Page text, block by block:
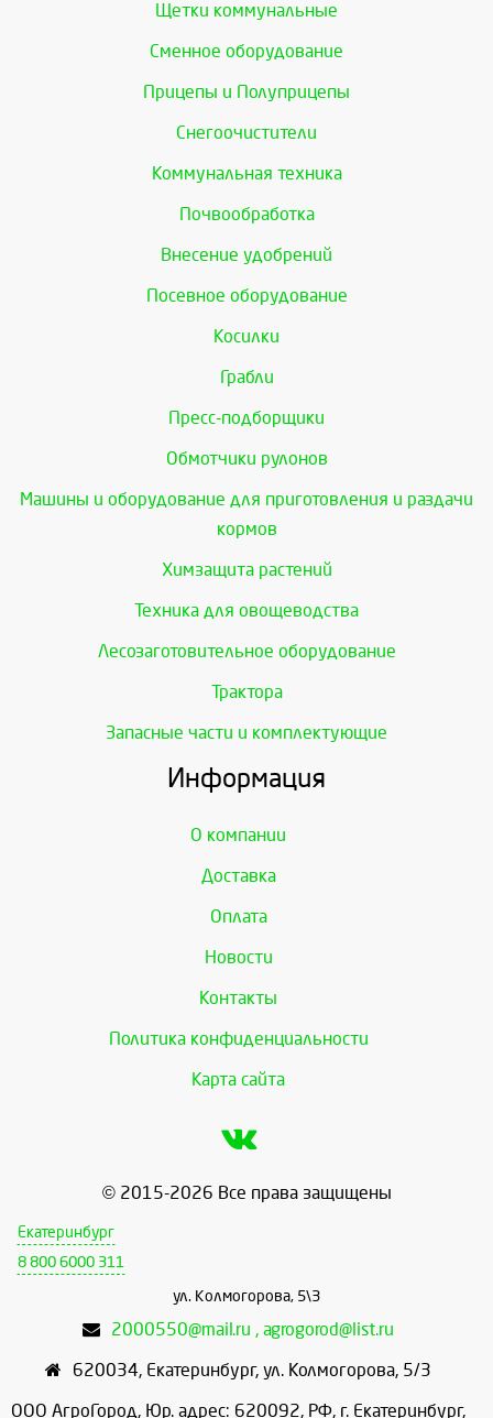
Щетки коммунальные
Сменное оборудование
Прицепы и Полуприцепы
Снегоочистители
Коммунальная техника
Почвообработка
Внесение удобрений
Посевное оборудование
Косилки
Грабли
Пресс-подборщики
Обмотчики рулонов
Машины и оборудование для приготовления и раздачи
кормов
Химзащита растений
Техника для овощеводства
Лесозаготовительное оборудование
Трактора
Запасные части и комплектующие
Информация
О компании
Доставка
Оплата
Новости
Контакты
Политика конфиденциальности
Карта сайта
© 2015-2026 Все права защищены
Екатеринбург
8 800 6000 311
ул. Колмогорова, 5\3
2000550@mail.ru , agrogorod@list.ru
620034, Екатеринбург, ул. Колмогорова, 5/3
ООО АгроГород, Юр. адрес: 620092, РФ, г. Екатеринбург,